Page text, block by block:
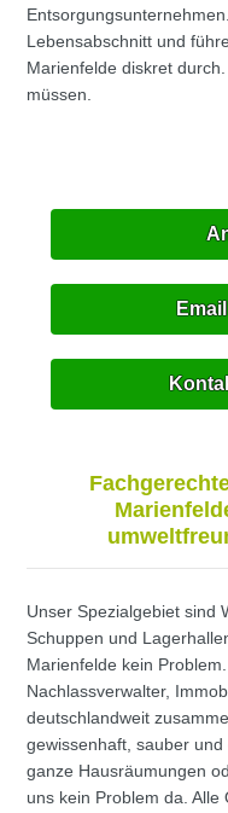
Lebensabschnitt und
Marienfelde diskret
müssen.
Unser Spezialgebiet sind
Schuppen und
Marienfelde kein
Nachlassverwalter,
deutschlandweit
gewissenhaft, sauber
ganze Hausräumungen
uns kein Problem da.